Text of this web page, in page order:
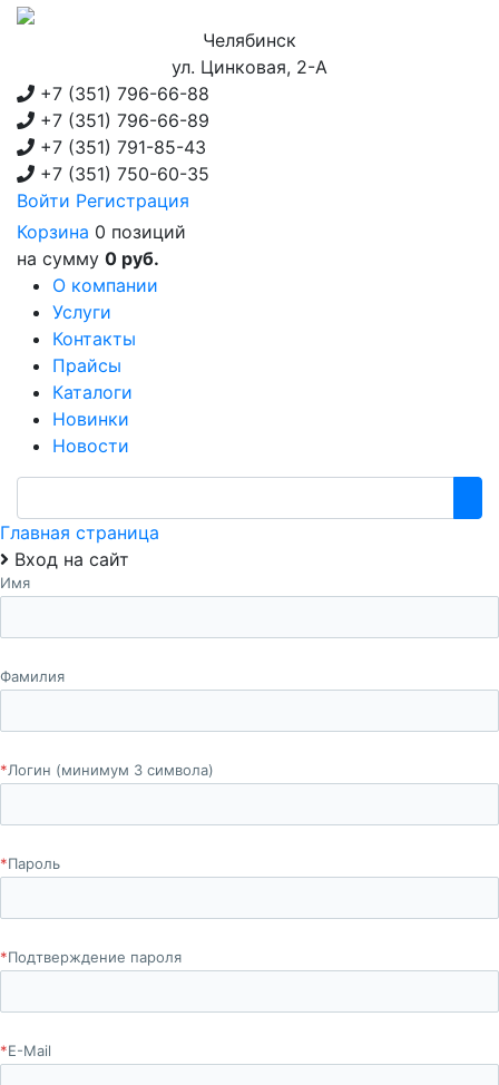
Челябинск
ул. Цинковая, 2-А
+7 (351) 796-66-88
+7 (351) 796-66-89
+7 (351) 791-85-43
+7 (351) 750-60-35
Войти Регистрация
Корзина 0 позиций
на сумму 0 руб.
О компании
Услуги
Контакты
Прайсы
Каталоги
Новинки
Новости
Главная страница
Вход на сайт
Имя
Фамилия
*Логин (минимум 3 символа)
*Пароль
*Подтверждение пароля
*E-Mail